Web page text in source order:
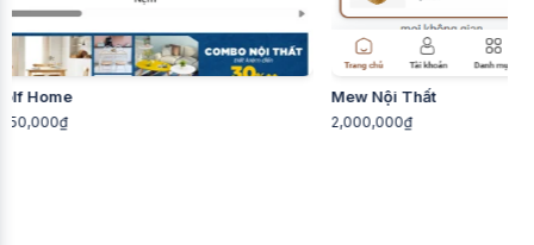
Mew Nội Thất
2,000,000₫
S2 Furniture
2,400,000₫